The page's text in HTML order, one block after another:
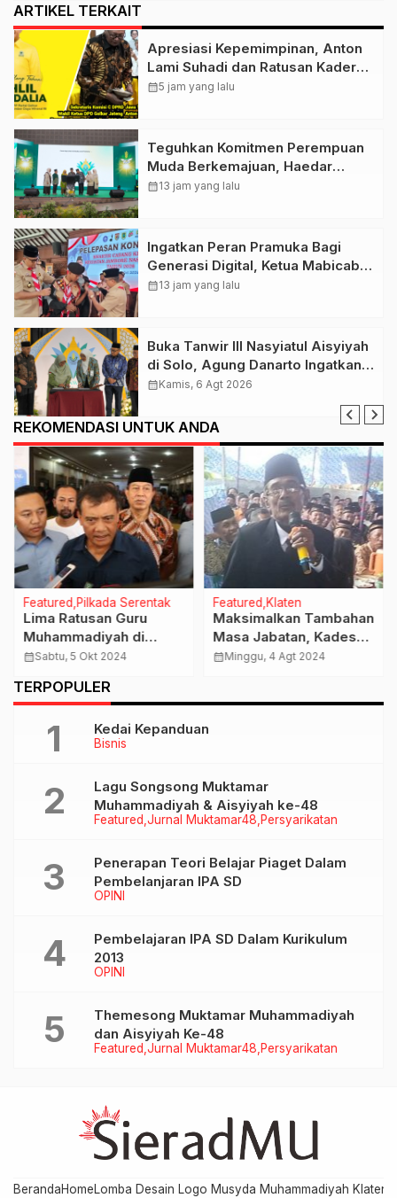
ARTIKEL TERKAIT
Apresiasi Kepemimpinan, Anton
Lami Suhadi dan Ratusan Kader
Golkar Klaten Ikut Rayakan Ultah
calendar_month5 jam yang lalu
Teguhkan Komitmen Perempuan
Muda Berkemajuan, Haedar
Nashir Buka Muktamar ke-15
calendar_month13 jam yang lalu
Ingatkan Peran Pramuka Bagi
Generasi Digital, Ketua Mabicab
Gerakan Pramuka Klaten Lepas
calendar_month13 jam yang lalu
Buka Tanwir III Nasyiatul Aisyiyah
di Solo, Agung Danarto Ingatkan
Tigal Hal Ini Untuk Para Kader NA
calendar_monthKamis, 6 Agt 2026
REKOMENDASI UNTUK ANDA
Featured Pilkada Serentak
Lima Ratusan Guru
Muhammadiyah di
Surakarta Siap Dukung
Jateng
calendar_monthSabtu, 5 Okt 2024
Featured Klaten
Maksimalkan Tambahan
Masa Jabatan, Kades
Suyamto Ajak Seluruh
calendar_monthMinggu, 4 Agt 2024
TERPOPULER
Bisnis
Kedai Kepanduan
Featured Jurnal Muktamar48 Persyarikatan
Lagu Songsong Muktamar
Muhammadiyah & Aisyiyah ke-48
OPINI
Penerapan Teori Belajar Piaget Dalam
Pembelanjaran IPA SD
OPINI
Pembelajaran IPA SD Dalam Kurikulum
2013
Featured Jurnal Muktamar48 Persyarikatan
Themesong Muktamar Muhammadiyah
dan Aisyiyah Ke-48
BerandaHomeLomba Desain Logo Musyda Muhammadiyah Klaten